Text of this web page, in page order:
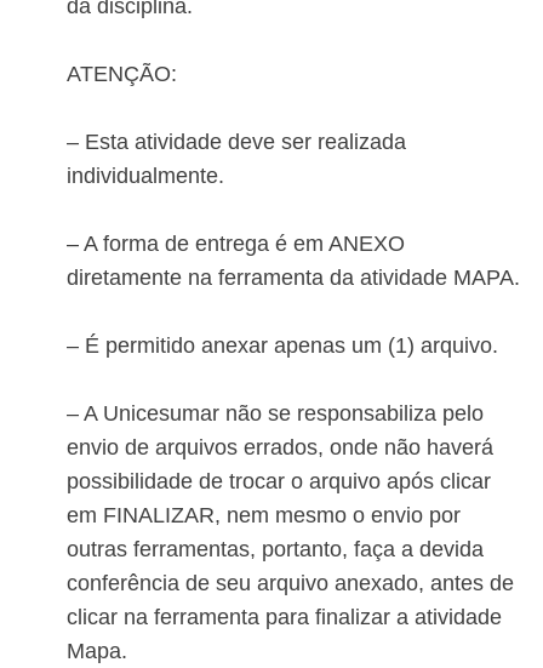
da disciplina.
ATENÇÃO:
– Esta atividade deve ser realizada
individualmente.
– A forma de entrega é em ANEXO
diretamente na ferramenta da atividade MAPA.
– É permitido anexar apenas um (1) arquivo.
– A Unicesumar não se responsabiliza pelo
envio de arquivos errados, onde não haverá
possibilidade de trocar o arquivo após clicar
em FINALIZAR, nem mesmo o envio por
outras ferramentas, portanto, faça a devida
conferência de seu arquivo anexado, antes de
clicar na ferramenta para finalizar a atividade
Mapa.